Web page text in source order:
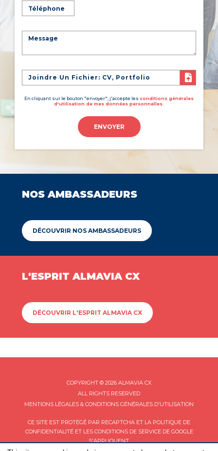
Joindre Un Fichier: CV, Portfolio
En cliquant sur le bouton "envoyer", j'accepte les conditions générales
d'utilisation de mes données personnelles.
ENVOYER
NOS AMBASSADEURS
DÉCOUVRIR NOS AMBASSADEURS
L'ESPRIT ALMAVIA CX
DÉCOUVRIR L'ESPRIT ALMAVIA CX
COPYRIGHT © 2026 ALMAVIA CX
ALL RIGHTS RESERVED
MENTIONS LÉGALES & CONDITIONS GÉNÉRALES D'UTILISATION
CE SITE EST PROTÉGÉ PAR RECAPTCHA ET LA POLITIQUE DE
CONFIDENTIALITÉET LES CONDITIONS DE SERVICEDE GOOGLE
S'APPLIQUENT.